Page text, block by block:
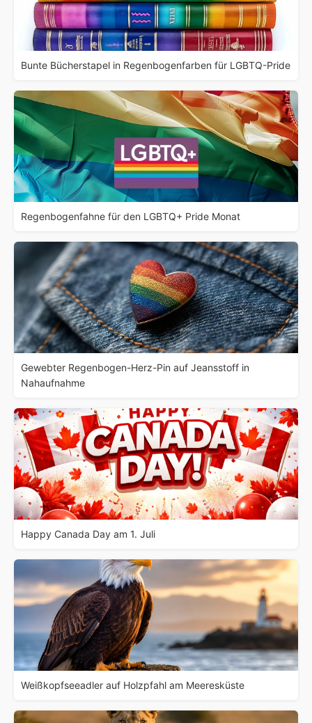
Bunte Bücherstapel in Regenbogenfarben für LGBTQ-Pride
Regenbogenfahne für den LGBTQ+ Pride Monat
Gewebter Regenbogen-Herz-Pin auf Jeansstoff in
Nahaufnahme
Happy Canada Day am 1. Juli
Weißkopfseeadler auf Holzpfahl am Meeresküste